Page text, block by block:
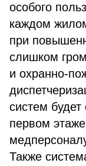
особого
каждом
при
слишком
и охранно-
систем будет
первом
Также